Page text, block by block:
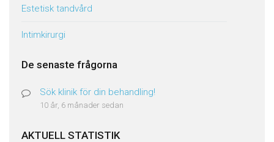
Estetisk tandvård
Intimkirurgi
De senaste frågorna
Sök klinik för din behandling!
10 år, 6 månader sedan
AKTUELL STATISTIK